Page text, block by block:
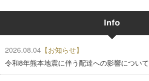
2026.08.04 【お知らせ】
令和8年熊本地震に伴う配達への影響について